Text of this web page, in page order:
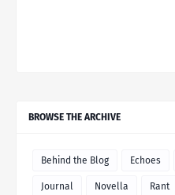
BROWSE THE ARCHIVE
Behind the Blog Echoes
Journal Novella Rant